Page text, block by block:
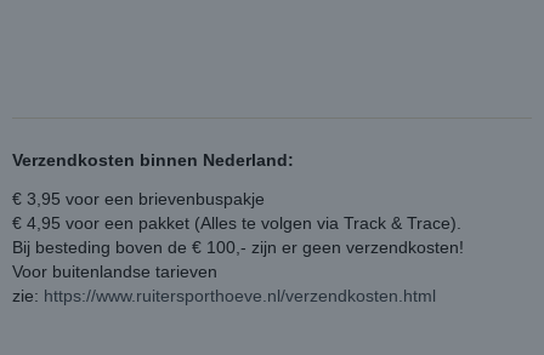
Verzendkosten binnen Nederland:
€ 3,95 voor een brievenbuspakje
€ 4,95 voor een pakket (Alles te volgen via Track & Trace).
Bij besteding boven de € 100,- zijn er geen verzendkosten!
Voor buitenlandse tarieven
zie: https://www.ruitersporthoeve.nl/verzendkosten.html